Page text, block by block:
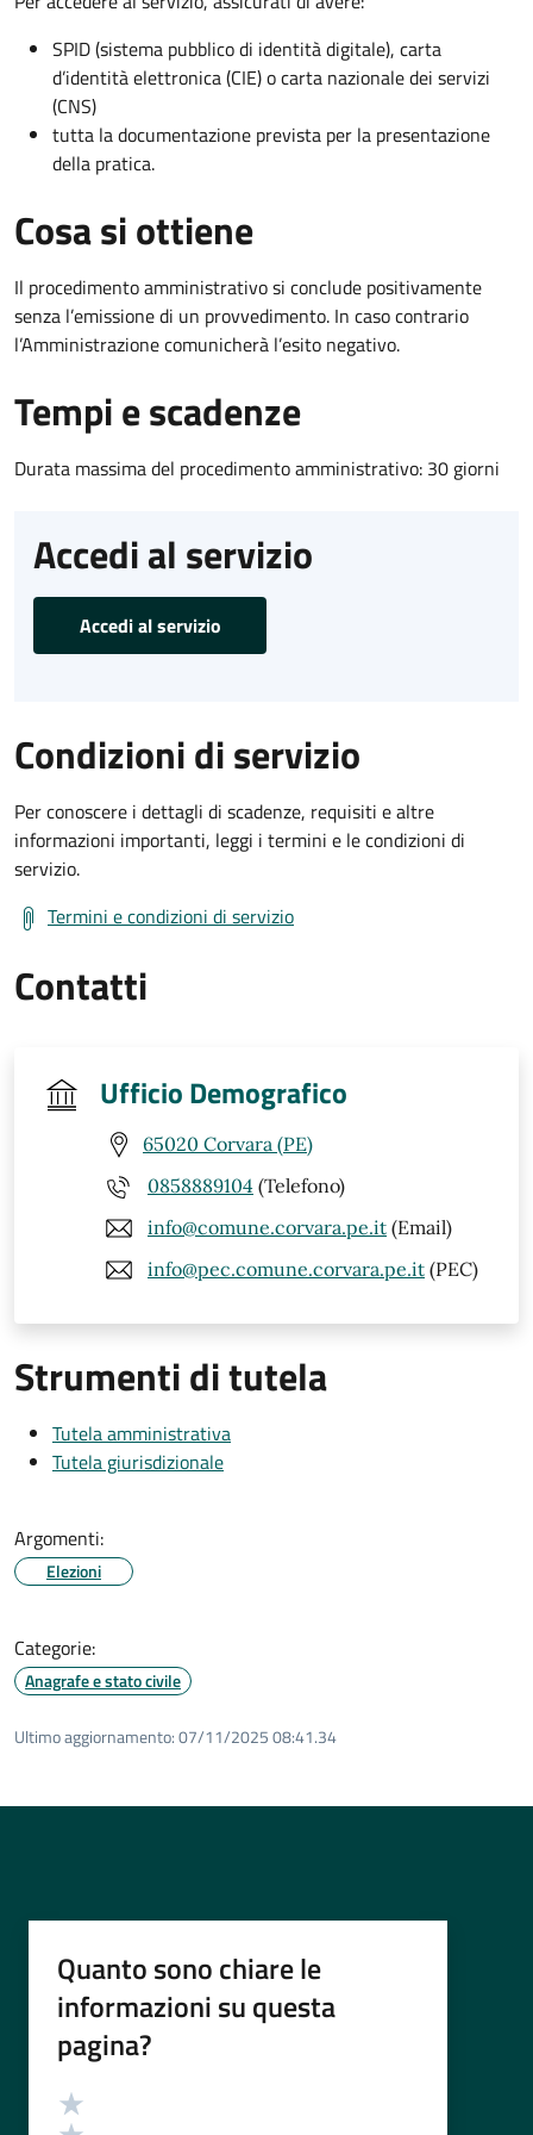
SPID (sistema pubblico di identità digitale), carta
d’identità elettronica (CIE) o carta nazionale dei servizi
(CNS)
tutta la documentazione prevista per la presentazione
della pratica.
Cosa si ottiene
Il procedimento amministrativo si conclude positivamente
senza l’emissione di un provvedimento. In caso contrario
l’Amministrazione comunicherà l’esito negativo.
Tempi e scadenze
Durata massima del procedimento amministrativo: 30 giorni
Accedi al servizio
Accedi al servizio
Condizioni di servizio
Per conoscere i dettagli di scadenze, requisiti e altre
informazioni importanti, leggi i termini e le condizioni di
servizio.
Termini e condizioni di servizio
Contatti
Ufficio Demografico
65020 Corvara (PE)
0858889104 (Telefono)
info@comune.corvara.pe.it (Email)
info@pec.comune.corvara.pe.it (PEC)
Strumenti di tutela
Tutela amministrativa
Tutela giurisdizionale
Argomenti:
Elezioni
Categorie:
Anagrafe e stato civile
Ultimo aggiornamento:07/11/2025 08:41.34
Quanto sono chiare le
informazioni su questa
pagina?
Valutazione